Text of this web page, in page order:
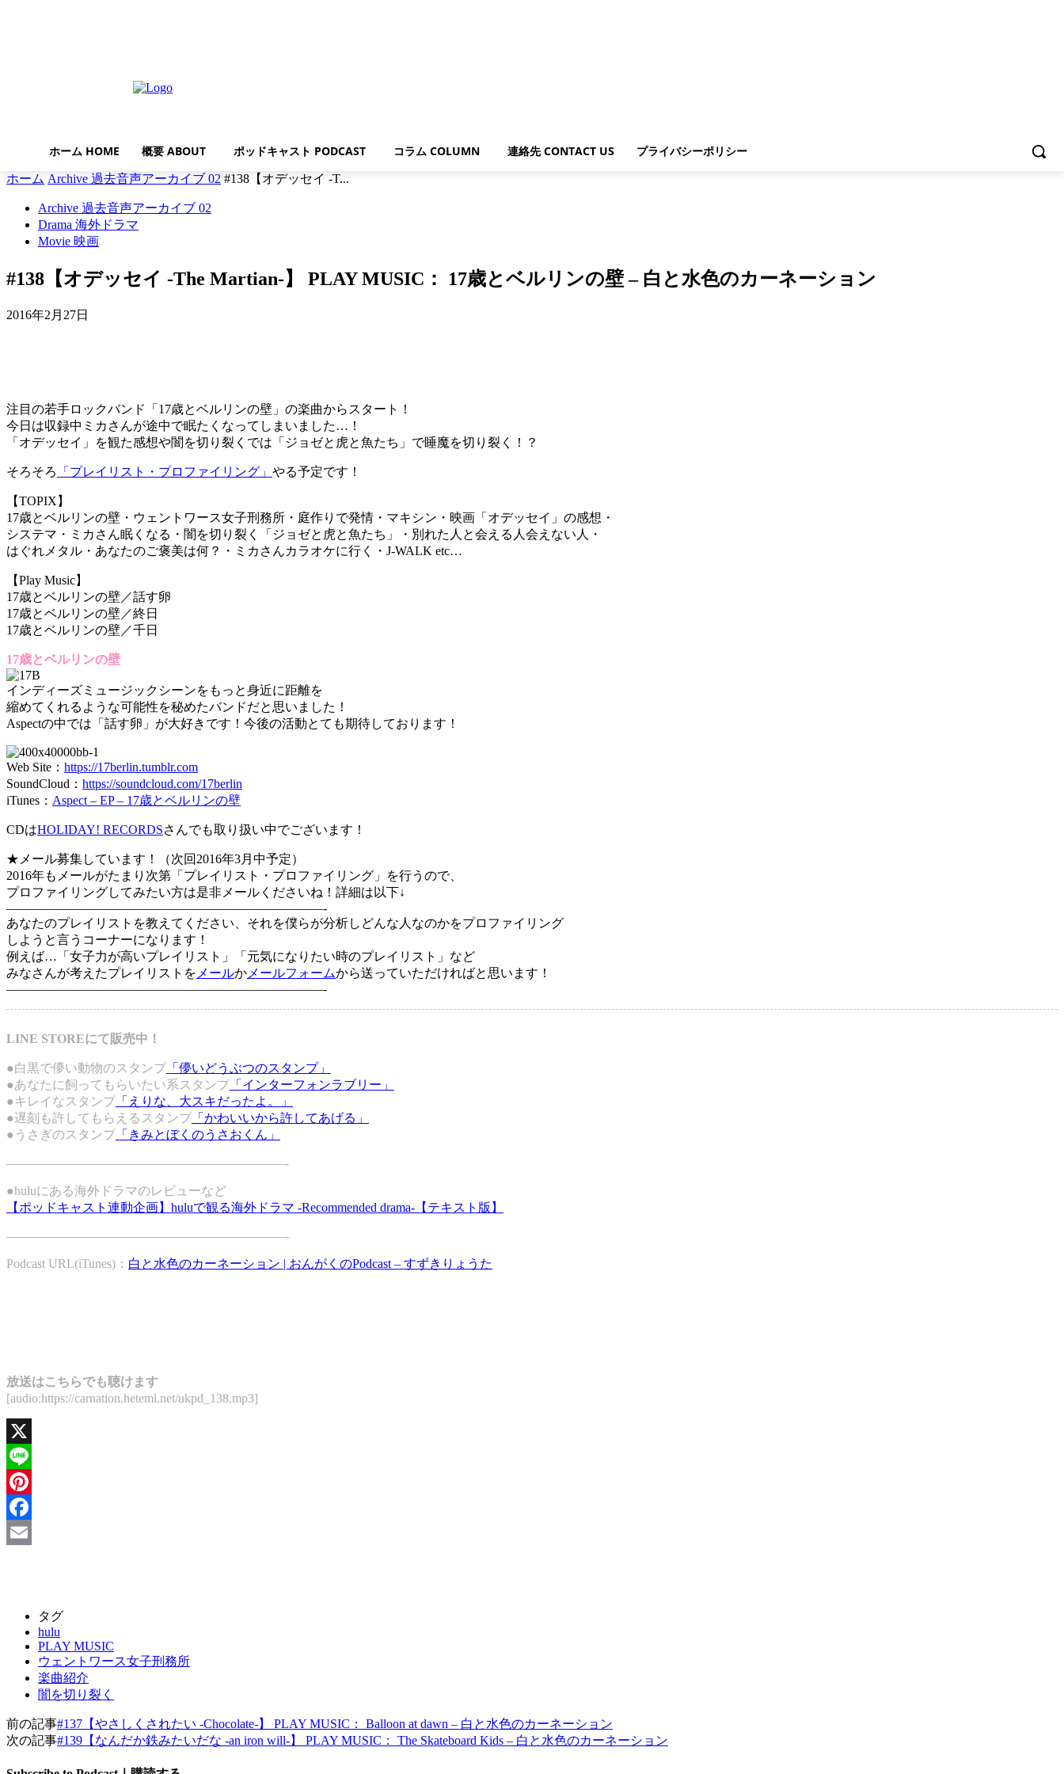
ホーム HOME 概要 ABOUT ポッドキャスト PODCAST コラム COLUMN 連絡先 CONTACT US プライバシーポリシー
ホーム Archive 過去音声アーカイブ 02 #138【オデッセイ -T...
Archive 過去音声アーカイブ 02
Drama 海外ドラマ
Movie 映画
#138【オデッセイ -The Martian-】 PLAY MUSIC： 17歳とベルリンの壁 – 白と水色のカーネーション
2016年2月27日
注目の若手ロックバンド「17歳とベルリンの壁」の楽曲からスタート！
今日は収録中ミカさんが途中で眠たくなってしまいました…！
「オデッセイ」を観た感想や闇を切り裂くでは「ジョゼと虎と魚たち」で睡魔を切り裂く！？
そろそろ 「プレイリスト・プロファイリング」 やる予定です！
【TOPIX】
17歳とベルリンの壁・ウェントワース女子刑務所・庭作りで発情・マキシン・映画「オデッセイ」の感想・
システマ・ミカさん眠くなる・闇を切り裂く「ジョゼと虎と魚たち」・別れた人と会える人会えない人・
はぐれメタル・あなたのご褒美は何？・ミカさんカラオケに行く・J-WALK etc…
【Play Music】
17歳とベルリンの壁／話す卵
17歳とベルリンの壁／終日
17歳とベルリンの壁／千日
17歳とベルリンの壁
インディーズミュージックシーンをもっと身近に距離を
縮めてくれるような可能性を秘めたバンドだと思いました！
Aspectの中では「話す卵」が大好きです！今後の活動とても期待しております！
Web Site： https://17berlin.tumblr.com
SoundCloud： https://soundcloud.com/17berlin
iTunes： Aspect – EP – 17歳とベルリンの壁
CDはHOLIDAY! RECORDSさんでも取り扱い中でございます！
★メール募集しています！（次回2016年3月中予定）
2016年もメールがたまり次第「プレイリスト・プロファイリング」を行うので、
プロファイリングしてみたい方は是非メールくださいね！詳細は以下↓
—————————————————————————-
あなたのプレイリストを教えてください、それを僕らが分析しどんな人なのかをプロファイリング
しようと言うコーナーになります！
例えば…「女子力が高いプレイリスト」「元気になりたい時のプレイリスト」など
みなさんが考えたプレイリストを メールか メールフォームから送っていただければと思います！
—————————————————————————-
LINE STOREにて販売中！
●白黒で儚い動物のスタンプ「儚いどうぶつのスタンプ」
●あなたに飼ってもらいたい系スタンプ「インターフォンラブリー」
●キレイなスタンプ「えりな、大スキだったよ。」
●遅刻も許してもらえるスタンプ「かわいいから許してあげる」
●うさぎのスタンプ「きみとぼくのうさおくん」
——————————————————————-
●huluにある海外ドラマのレビューなど
【ポッドキャスト連動企画】huluで観る海外ドラマ -Recommended drama-【テキスト版】
——————————————————————-
Podcast URL(iTunes)： 白と水色のカーネーション | おんがくのPodcast – すずきりょうた
放送はこちらでも聴けます
[audio:https://carnation.heteml.net/ukpd_138.mp3]
X
Line
Pinterest
Facebook
タグ
hulu
PLAY MUSIC
ウェントワース女子刑務所
楽曲紹介
闇を切り裂く
前の記事#137【やさしくされたい -Chocolate-】 PLAY MUSIC： Balloon at dawn – 白と水色のカーネーション
次の記事#139【なんだか鉄みたいだな -an iron will-】 PLAY MUSIC： The Skateboard Kids – 白と水色のカーネーション